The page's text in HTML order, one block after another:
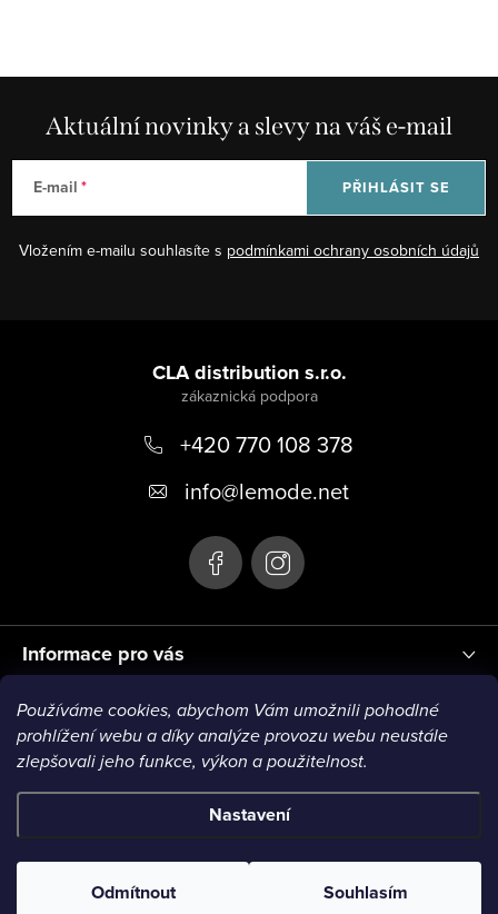
Používáme cookies, abychom Vám umožnili pohodlné
prohlížení webu a díky analýze provozu webu neustále
zlepšovali jeho funkce, výkon a použitelnost.
Nastavení
Odmítnout Souhlasím
Aktuální novinky a slevy na váš e-mail
E-mail
Vložením e-mailu souhlasíte s podmínkami ochrany osobních údajů
PŘIHLÁSIT SE
Informace pro vás
CLA distribution s.r.o.
+420 770 108 378
info@lemode.net
Blog
Copyright 2026Le Mode. Všechna práva vyhrazena.